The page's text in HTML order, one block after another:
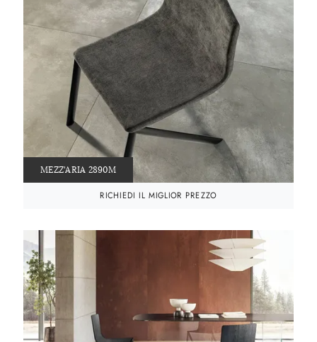
MEZZ'ARIA 2890M
RICHIEDI IL MIGLIOR PREZZO